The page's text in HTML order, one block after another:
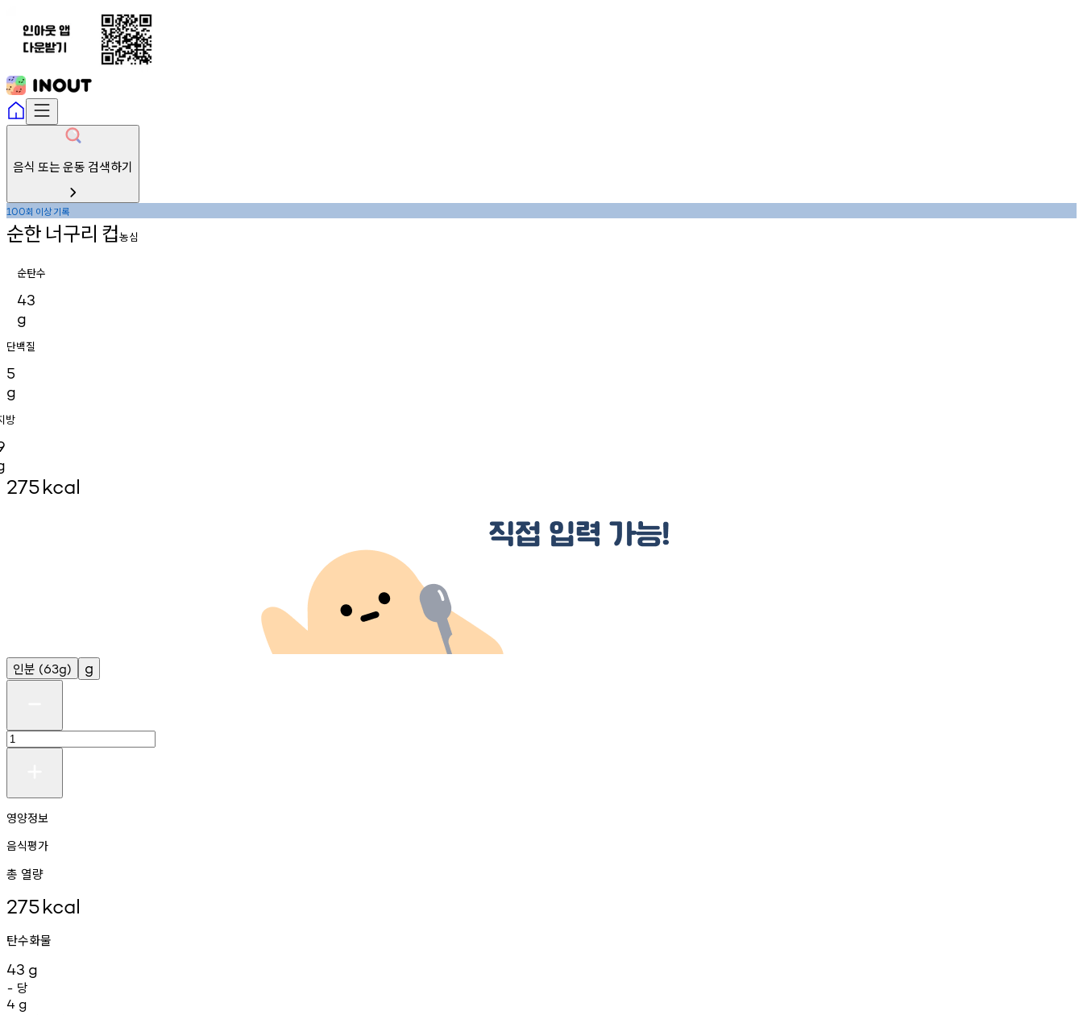
음식 또는 운동 검색하기
100회 이상기록
순한 너구리 컵농심
순탄수
43
g
단백질
5
g
방
275kcal
인분 (63g) g
영양정보
음식평가
총 열량
275kcal
탄수화물
43 g
- 당
4 g